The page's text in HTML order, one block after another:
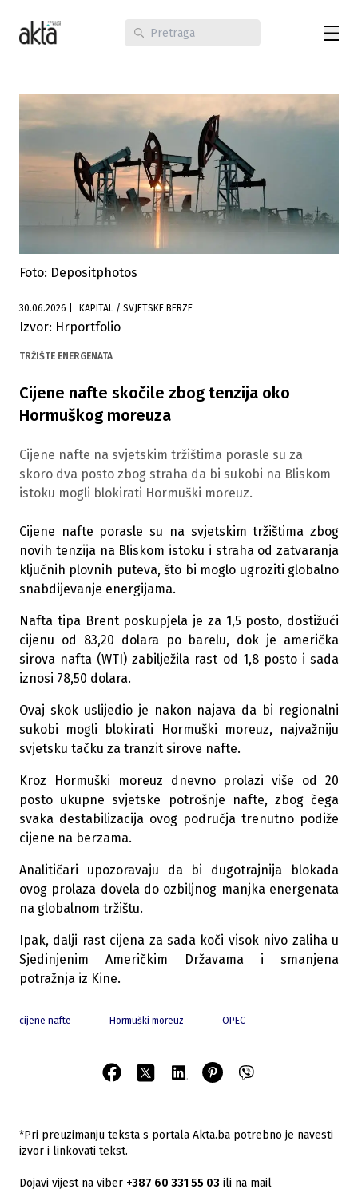
Foto: Depositphotos
30.06.2026 KAPITAL / SVJETSKE BERZE
Izvor: Hrportfolio
TRŽIŠTE ENERGENATA
Cijene nafte skočile zbog tenzija oko
Hormuškog moreuza
Cijene nafte na svjetskim tržištima porasle su za
skoro dva posto zbog straha da bi sukobi na Bliskom
istoku mogli blokirati Hormuški moreuz.
Cijene nafte porasle su na svjetskim tržištima zbog
novih tenzija na Bliskom istoku i straha od zatvaranja
ključnih plovnih puteva, što bi moglo ugroziti globalno
snabdijevanje energijama.
Nafta tipa Brent poskupjela je za 1,5 posto, dostižući
cijenu od 83,20 dolara po barelu, dok je američka
sirova nafta (WTI) zabilježila rast od 1,8 posto i sada
iznosi 78,50 dolara.
Ovaj skok uslijedio je nakon najava da bi regionalni
sukobi mogli blokirati Hormuški moreuz, najvažniju
svjetsku tačku za tranzit sirove nafte.
Kroz Hormuški moreuz dnevno prolazi više od 20
posto ukupne svjetske potrošnje nafte, zbog čega
svaka destabilizacija ovog područja trenutno podiže
cijene na berzama.
Analitičari upozoravaju da bi dugotrajnija blokada
ovog prolaza dovela do ozbiljnog manjka energenata
na globalnom tržištu.
Ipak, dalji rast cijena za sada koči visok nivo zaliha u
Sjedinjenim Američkim Državama i smanjena
potražnja iz Kine.
cijene nafte Hormuški moreuz OPEC
*Pri preuzimanju teksta s portala Akta.ba potrebno je navesti
izvor i linkovati tekst.
Dojavi vijest na viber +387 60 331 55 03 ili na mail